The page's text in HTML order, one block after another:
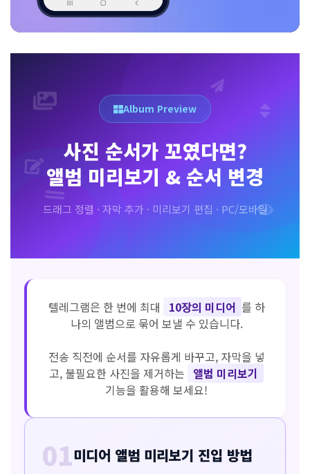
Album Preview
사진 순서가 꼬였다면?
앨범 미리보기 & 순서 변경
드래그 정렬 · 자막 추가 · 미리보기 편집 · PC/모바일
텔레그램은 한 번에 최대 10장의 미디어 를 하
나의 앨범으로 묶어 보낼 수 있습니다.
전송 직전에 순서를 자유롭게 바꾸고, 자막을 넣
고, 불필요한 사진을 제거하는 앨범 미리보기
기능을 활용해 보세요!
01미디어 앨범 미리보기 진입 방법